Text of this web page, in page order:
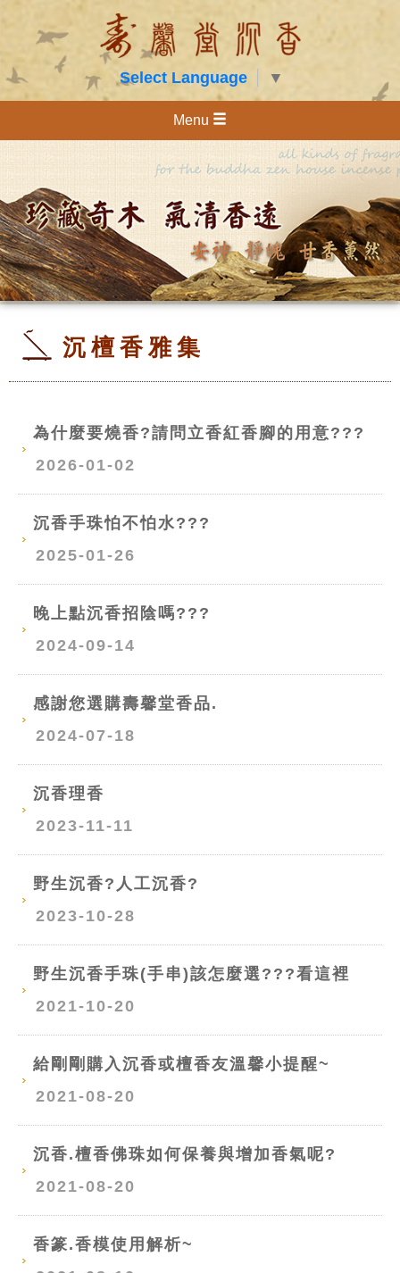
Select Language ▼
Menu
沉檀香雅集
為什麼要燒香?請問立香紅香腳的用意???
2026-01-02
沉香手珠怕不怕水???
2025-01-26
晚上點沉香招陰嗎???
2024-09-14
感謝您選購壽馨堂香品.
2024-07-18
沉香理香
2023-11-11
野生沉香?人工沉香?
2023-10-28
野生沉香手珠(手串)該怎麼選???看這裡
2021-10-20
給剛剛購入沉香或檀香友溫馨小提醒~
2021-08-20
沉香.檀香佛珠如何保養與增加香氣呢?
2021-08-20
香篆.香模使用解析~